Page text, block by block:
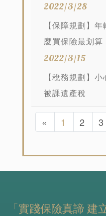
2022/3/28
【保障規劃】
麼買保險最划算
2022/3/15
【稅務規劃】
被課遺產稅
« 1 2 3
「實踐保險真諦 建